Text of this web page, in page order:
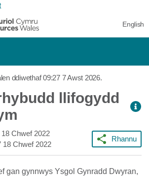
English
ddiwethaf09:27 7 Awst 2026.
llifogydd
18 Chwef 2022
18 Chwef 2022
Rhannu
gan gynnwys Ysgol Gynradd Dwyran,